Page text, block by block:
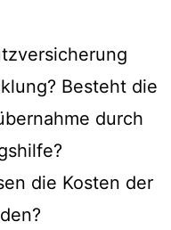
Besteht die
durch
die Kosten der